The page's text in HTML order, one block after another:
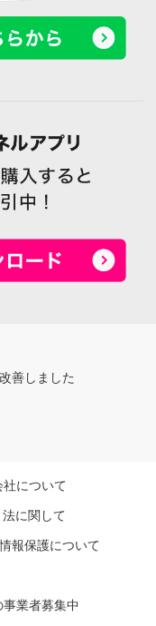
善しました
について
に関して
報保護について
業者募集中